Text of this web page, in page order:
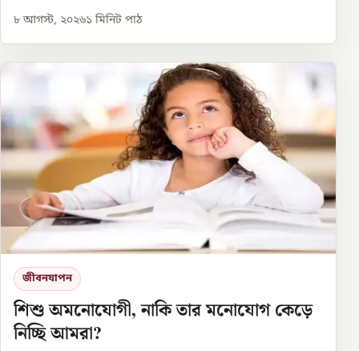
৮ আগস্ট, ২০২৬১ মিনিট পাঠ
জীবনযাপন
শিশু অমনোযোগী, নাকি তার মনোযোগ কেড়ে
নিচ্ছি আমরা?